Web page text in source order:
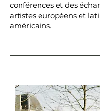
conférences et des
artistes européens et
américains.